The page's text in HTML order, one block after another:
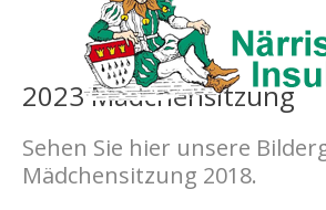
Ehrentanzgarde
Aktuelles
Tickets
2023 Mädchensitzung
Sehen Sie hier unsere
Mädchensitzung 2018.